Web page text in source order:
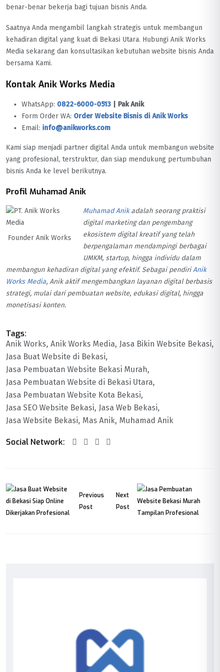
benar-benar bekerja bagi tujuan bisnis Anda.
Saatnya Anda mengambil langkah strategis untuk membangun
kehadiran digital yang kuat di Bekasi Utara. Hubungi Anik Works
Media sekarang dan konsultasikan kebutuhan website bisnis Anda
bersama Kami.
Kontak Anik Works Media
WhatsApp: 0822-6000-0513 | Pak Anik
Form Order WA: Order Website Bisnis di Anik Works
Email: info@anikworks.com
Kami siap menjadi partner digital Anda untuk membangun website
yang profesional, terstruktur, dan siap mendukung pertumbuhan
bisnis Anda ke level berikutnya.
Profil Muhamad Anik
Founder Anik Works
Muhamad Anikadalah seorang praktisi
digital marketing dan pengembang
ekosistem digital kreatif yang telah
berpengalaman mendampingi berbagai
UMKM, startup, hingga individu dalam
membangun kehadiran digital yang efektif. Sebagai pendiriAnik
Works Media, Anik aktif mengembangkan layanan digital berbasis
strategi, mulai dari pembuatan website, edukasi digital, hingga
monetisasi konten.
Tags:
Anik Works Anik Works Media Jasa Bikin Website Bekasi
Jasa Buat Website di Bekasi
Jasa Pembuatan Website Bekasi Murah
Jasa Pembuatan Website di Bekasi Utara
Jasa Pembuatan Website Kota Bekasi
Jasa SEO Website Bekasi Jasa Web Bekasi
Jasa Website Bekasi Mas Anik Muhamad Anik
Social Network:
Previous
Post
Next
Post